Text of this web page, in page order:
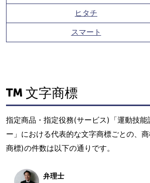
ヒタチ
スマート
文字商標
指定商品・指定役務(サービス)「運動技能
ー」における代表的な文字商標ごとの、
商標)の件数は以下の通りです。
弁理士